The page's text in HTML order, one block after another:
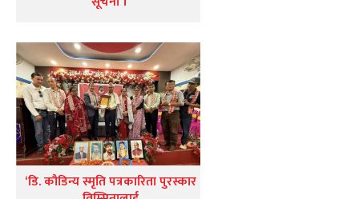
‘डि. कौडिन्य स्मृति पत्रकारिता पुरस्कार